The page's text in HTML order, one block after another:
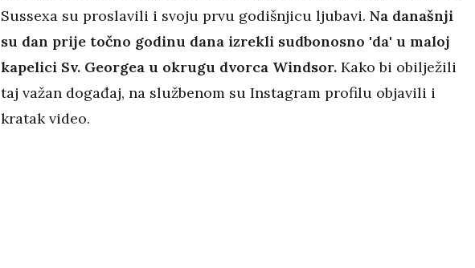
Sussexa su proslavili i svoju prvu godišnjicu ljubavi. Na današnji
su dan prije točno godinu dana izrekli sudbonosno 'da' u maloj
kapelici Sv. Georgea u okrugu dvorca Windsor.Kako bi obilježili
taj važan događaj, na službenom su Instagram profilu objavili i
kratak video.